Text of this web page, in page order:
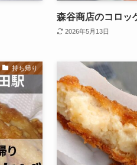
森谷商店のコロッ
2026年5月13日
持ち帰り